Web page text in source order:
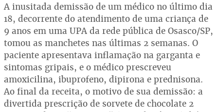
A inusitada demissão de um médico no último dia
18, decorrente do atendimento de uma criança de
9 anos em uma UPA da rede pública de Osasco/SP,
tomou as manchetes nas últimas 2 semanas. O
paciente apresentava inflamação na garganta e
sintomas gripais, e o médico prescreveu
amoxicilina, ibuprofeno, dipirona e prednisona.
Ao final da receita, o motivo de sua demissão: a
divertida prescrição de sorvete de chocolate 2